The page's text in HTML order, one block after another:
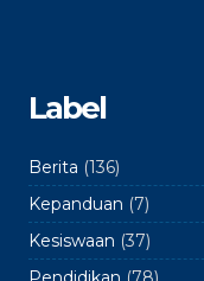
Label
Berita (136)
Kepanduan (7)
Kesiswaan (37)